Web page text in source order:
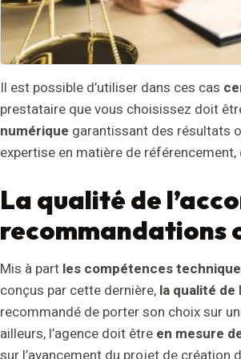
Il est possible d’utiliser dans ces cas
prestataire que vous choisissez doit
numérique garantissant des résultats
expertise en matière de
La qualité de
recommandations
Mis à part les compétences
conçus par cette dernière, la qualité
recommandé de porter son choix sur
ailleurs, l’agence doit être en mesure